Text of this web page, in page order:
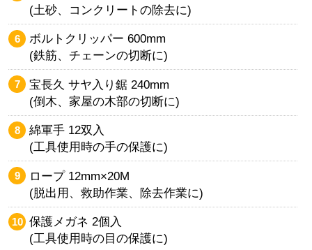
(土砂、コンクリートの除去に)
ボルトクリッパー 600mm
(鉄筋、チェーンの切断に)
宝長久 サヤ入り鋸 240mm
(倒木、家屋の木部の切断に)
綿軍手 12双入
(工具使用時の手の保護に)
ロープ 12mm×20M
(脱出用、救助作業、除去作業に)
保護メガネ 2個入
(工具使用時の目の保護に)